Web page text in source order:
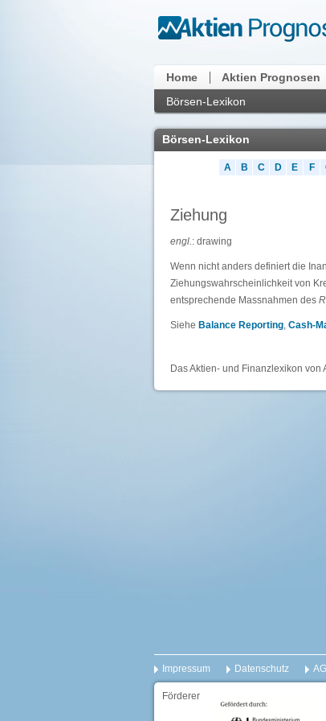
Home Aktien Prognosen
Börsen-Lexikon
Börsen-Lexikon
A B C D E F
Ziehung
engl.: drawing
Wenn nicht anders definiert die
Ziehungswahrscheinlichkeit von
entsprechende Massnahmen des
Siehe Balance Reporting, Cash-
Das Aktien- und Finanzlexikon
Impressum Datenschutz
Förderer